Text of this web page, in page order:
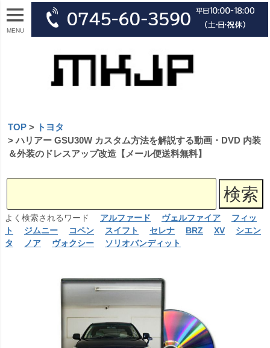
MENU
TOP
トヨタ
ハリアー GSU30W カスタム方法を解説する動画・DVD 内装
＆外装のドレスアップ改造【メール便送料無料】
よく検索されるワード アルファード ヴェルファイア
フィッ
ト
ジムニー コペン スイフト セレナ BRZ XV
シエン
タ
ノア ヴォクシー ソリオバンディット